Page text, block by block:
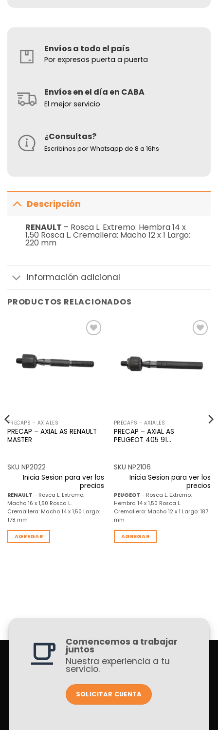
Envíos a todo el país
Por expresos puerta a puerta
Envíos en el día en CABA
El mejor servicio
¿Consultas?
Escribinos por Whatsapp de 8 a 16hs
Descripción
RENAULT – Rosca L. Extremo: Hembra 14 x
1,50 Rosca L. Cremallera: Macho 12 x 1 Largo:
220 mm
Información adicional
PRODUCTOS RELACIONADOS
deseos
PRECAPS - AXIALES
PRECAP – AXIAL AS RENAULT
MASTER
SKU NP2022
Inicia Sesion para ver los
precios
RENAULT - Rosca L. Extremo:
Macho 16 x 1,50 Rosca L.
Cremallera: Macho 14 x 1,50 Largo:
178 mm
AGREGAR
deseos
PRECAPS - AXIALES
PRECAP – AXIAL AS
PEUGEOT 405 91…
SKU NP2106
Inicia Sesion para ver los
precios
PEUGEOT - Rosca L. Extremo:
Hembra 14 x 1,50 Rosca L.
Cremallera: Macho 12 x 1 Largo: 187
mm
AGREGAR
Comencemos a trabajar
juntos
Nuestra experiencia a tu
servicio.
SOLICITAR CUENTA